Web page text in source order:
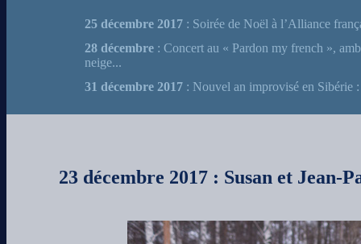
25 décembre 2017 : Soirée de Noël à l’Alliance
28 décembre : Concert au « Pardon my french »,
neige...
31 décembre 2017 : Nouvel an improvisé en Sibérie
23 décembre 2017 : Susan et